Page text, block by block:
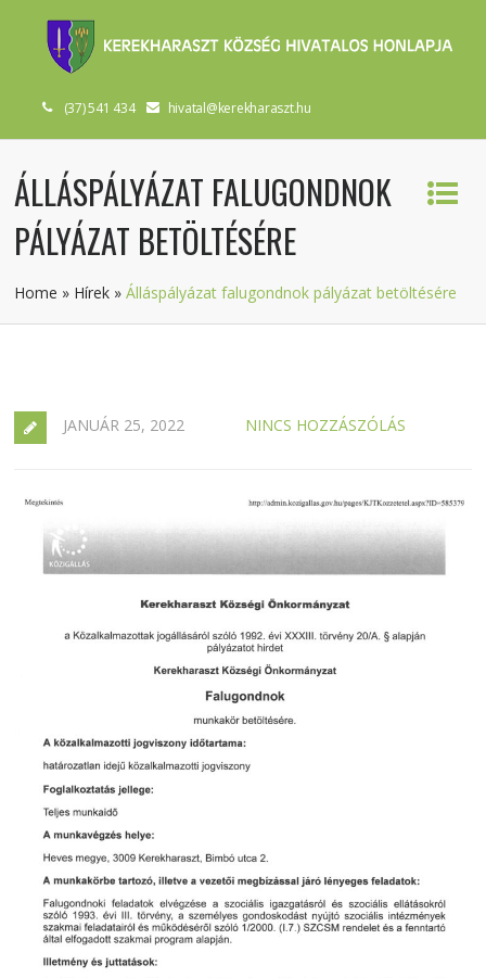
(37) 541 434 hivatal@kerekharaszt.hu
ÁLLÁSPÁLYÁZAT FALUGONDNOK
PÁLYÁZAT BETÖLTÉSÉRE
Home » Hírek »Álláspályázat falugondnok pályázat betöltésére
JANUÁR 25, 2022 NINCS HOZZÁSZÓLÁS